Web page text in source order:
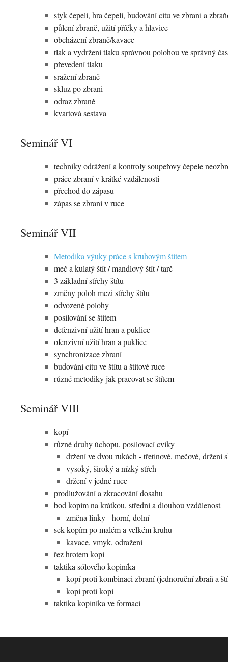
styk čepelí, hra čepelí, budování citu ve zbrani a
půlení zbraně, užití příčky a hlavice
obcházení zbraně/kavace
tlak a vydržení tlaku správnou polohou ve správný čas
převedení tlaku
sražení zbraně
skluz po zbrani
odraz zbraně
kvartová sestava
Seminář VI
techniky odrážení a kontroly soupeřovy čepele
práce zbraní v krátké vzdálenosti
přechod do zápasu
zápas se zbraní v ruce
Seminář VII
Metodika výuky práce s kruhovým štítem
meč a kulatý štít / mandlový štít / tarč
3 základní střehy štítu
změny poloh mezi střehy štítu
odvozené polohy
posilování se štítem
defenzivní užití hran a puklice
ofenzivní užití hran a puklice
synchronizace zbraní
budování citu ve štítu a štítové ruce
různé metodiky jak pracovat se štítem
Seminář VIII
kopí
různé druhy úchopu, posilovací cviky
držení ve dvou rukách - třetinové, mečové, držení
vysoký, široký a nízký střeh
držení v jedné ruce
prodlužování a zkracování dosahu
bod kopím na krátkou, střední a dlouhou vzdálenost
změna linky - horní, dolní
sek kopím po malém a velkém kruhu
kavace, vmyk, odražení
řez hrotem kopí
taktika sólového kopiníka
kopí proti kombinaci zbraní (jednoruční zbraň a
kopí proti kopí
taktika kopiníka ve formaci